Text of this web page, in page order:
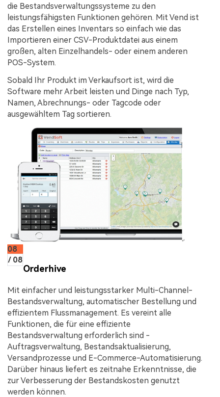
die Bestandsverwaltungssysteme zu den
leistungsfähigsten Funktionen gehören. Mit Vend ist
das Erstellen eines Inventars so einfach wie das
Importieren einer CSV-Produktdatei aus einem
großen, alten Einzelhandels- oder einem anderen
POS-System.
Sobald Ihr Produkt im Verkaufsort ist, wird die
Software mehr Arbeit leisten und Dinge nach Typ,
Namen, Abrechnungs- oder Tagcode oder
ausgewähltem Tag sortieren.
08
/ 08
Orderhive
Mit einfacher und leistungsstarker Multi-Channel-
Bestandsverwaltung, automatischer Bestellung und
effizientem Flussmanagement. Es vereint alle
Funktionen, die für eine effiziente
Bestandsverwaltung erforderlich sind -
Auftragsverwaltung, Bestandsaktualisierung,
Versandprozesse und E-Commerce-Automatisierung.
Darüber hinaus liefert es zeitnahe Erkenntnisse, die
zur Verbesserung der Bestandskosten genutzt
werden können.